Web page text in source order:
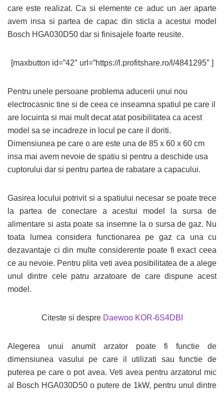
care este realizat. Ca si elemente ce aduc un aer aparte
avem insa si partea de capac din sticla a acestui model
Bosch HGA030D50 dar si finisajele foarte reusite.
[maxbutton id=”42″ url=”https://l.profitshare.ro/l/4841295″ ]
Pentru unele persoane problema aducerii unui nou
electrocasnic tine si de ceea ce inseamna spatiul pe care il
are locuinta si mai mult decat atat posibilitatea ca acest
model sa se incadreze in locul pe care il doriti.
Dimensiunea pe care o are este una de 85 x 60 x 60 cm
insa mai avem nevoie de spatiu si pentru a deschide usa
cuptorului dar si pentru partea de rabatare a capacului.
Gasirea locului potrivit si a spatiului necesar se poate trece
la partea de conectare a acestui model la sursa de
alimentare si asta poate sa insemne la o sursa de gaz. Nu
toata lumea considera functionarea pe gaz ca una cu
dezavantaje ci din multe considerente poate fi exact ceea
ce au nevoie. Pentru plita veti avea posibilitatea de a alege
unul dintre cele patru arzatoare de care dispune acest
model.
Citeste si despre Daewoo KOR-6S4DBI
Alegerea unui anumit arzator poate fi functie de
dimensiunea vasului pe care il utilizati sau functie de
puterea pe care o pot avea. Veti avea pentru arzatorul mic
al Bosch HGA030D50 o putere de 1kW, pentru unul dintre